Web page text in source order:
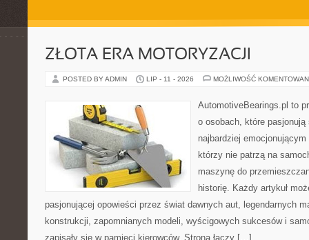
ZŁOTA ERA MOTORYZACJI
POSTED BY ADMIN LIP - 11 - 2026 MOŻLIWOŚĆ
AutomotiveBearings.pl to
o osobach, które
najbardziej
którzy nie patrzą na
maszynę do
historię. Każdy artykuł
pasjonującej opowieści przez świat dawnych aut, legendarnych
konstrukcji, zapomnianych modeli, wyścigowych sukcesów i
zapisały się w pamięci kierowców. Strona łączy […]